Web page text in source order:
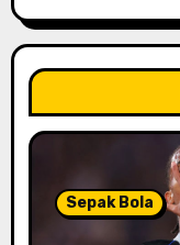
i
o
n
Sepak Bola